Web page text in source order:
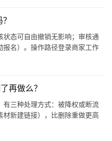
态可自由撤销无影响；审核通
名）。操作路径登录商家工作
再做么？
有三种处理方式：被降权或断流
新建链接），比删除重做更高